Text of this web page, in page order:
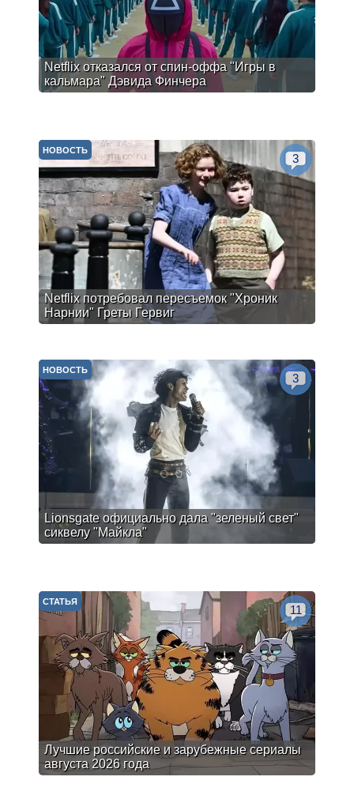
Netflix отказался от спин-оффа "Игры в
кальмара" Дэвида Финчера
Netflix потребовал пересъемок "Хроник
Нарнии" Греты Гервиг
НОВОСТЬ
3
Lionsgate официально дала "зеленый свет"
сиквелу "Майкла"
НОВОСТЬ
3
Лучшие российские и зарубежные сериалы
августа 2026 года
СТАТЬЯ
11